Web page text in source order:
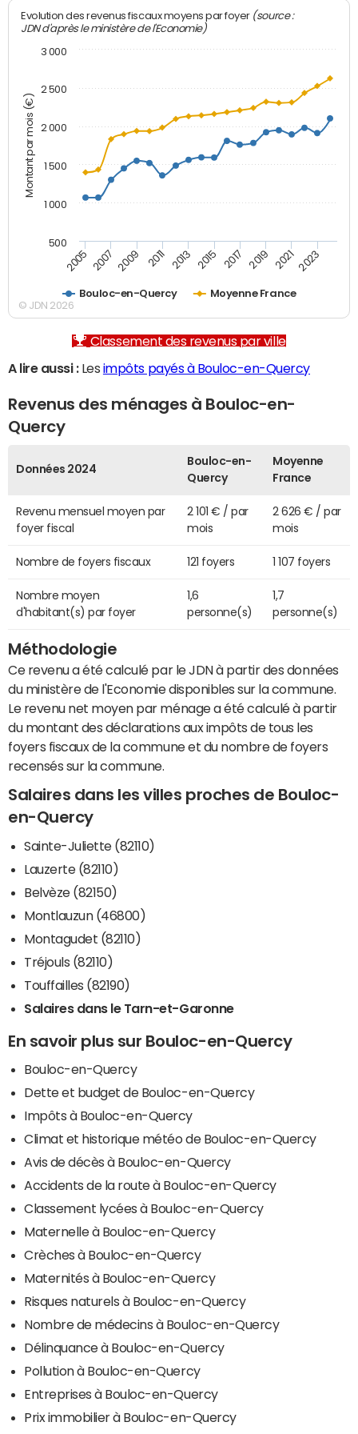
Montant par mois (€)
Evolution des revenus fiscaux moyens par foyer (source :
JDN d'après le ministère de l'Economie)
Bouloc-en-Quercy Moyenne France
2005 2007 2009 2011 2013 2015 2017 2019 2021 2023
500
1 000
1 500
2 000
2 500
3 000
© JDN 2026
Classement des revenus par ville
A lire aussi :Les impôts payés à Bouloc-en-Quercy
Revenus des ménages à Bouloc-en-
Quercy
Données 2024
Bouloc-en-
Quercy
Moyenne
France
Revenu mensuel moyen par
foyer fiscal
2 101 € / par
mois
2 626 € / par
mois
Nombre de foyers fiscaux 121 foyers 1 107 foyers
Nombre moyen
d'habitant(s) par foyer
1,6
personne(s)
1,7
personne(s)
Méthodologie
Ce revenu a été calculé par le JDN à partir des données
du ministère de l'Economie disponibles sur la commune.
Le revenu net moyen par ménage a été calculé à partir
du montant des déclarations aux impôts de tous les
foyers fiscaux de la commune et du nombre de foyers
recensés sur la commune.
Salaires dans les villes proches de Bouloc-
en-Quercy
Sainte-Juliette (82110)
Lauzerte (82110)
Belvèze (82150)
Montlauzun (46800)
Montagudet (82110)
Tréjouls (82110)
Touffailles (82190)
Salaires dans le Tarn-et-Garonne
En savoir plus sur Bouloc-en-Quercy
Bouloc-en-Quercy
Dette et budget de Bouloc-en-Quercy
Impôts à Bouloc-en-Quercy
Climat et historique météo de Bouloc-en-Quercy
Avis de décès à Bouloc-en-Quercy
Accidents de la route à Bouloc-en-Quercy
Classement lycées à Bouloc-en-Quercy
Maternelle à Bouloc-en-Quercy
Crèches à Bouloc-en-Quercy
Maternités à Bouloc-en-Quercy
Risques naturels à Bouloc-en-Quercy
Nombre de médecins à Bouloc-en-Quercy
Délinquance à Bouloc-en-Quercy
Pollution à Bouloc-en-Quercy
Entreprises à Bouloc-en-Quercy
Prix immobilier à Bouloc-en-Quercy